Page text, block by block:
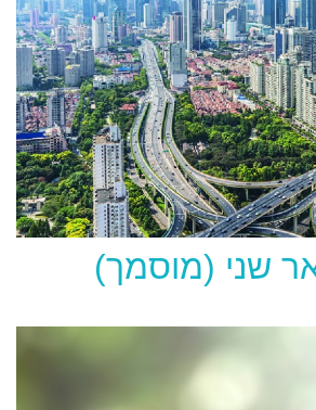
שני (מוסמך)